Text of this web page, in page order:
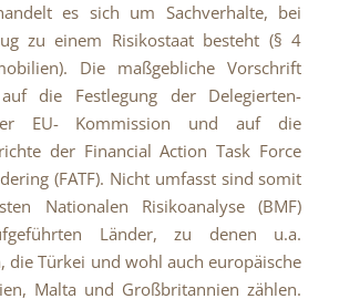
es sich um Sachverhalte, bei
zu einem Risikostaat besteht (§ 4
Die maßgebliche Vorschrift
die Festlegung der Delegierten-
EU- Kommission und auf die
der Financial Action Task Force
(FATF). Nicht umfasst sind somit
Nationalen Risikoanalyse (BMF)
Länder, zu denen u.a.
die Türkei und wohl auch europäische
Malta und Großbritannien zählen.